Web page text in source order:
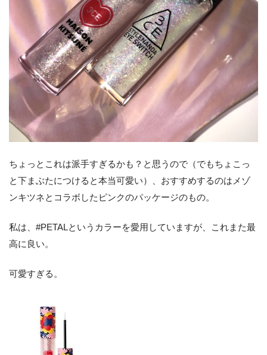
ちょっとこれは派手すぎるかも？と思うので（でもちょこっ
と下まぶたにつけると本当可愛い）、おすすめするのはメゾ
ンキツネとコラボしたピンクのパッケージのもの。
私は、#PETALというカラーを愛用していますが、これまた最
高に良い。
可愛すぎる。